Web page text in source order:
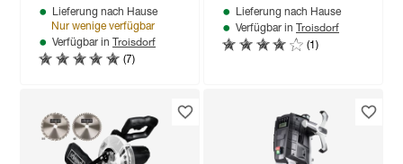
Lieferung nach Hause
Nur wenige verfügbar
Verfügbar in Troisdorf
(7)
Lieferung nach Hause
Verfügbar in Troisdorf
(1)